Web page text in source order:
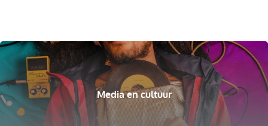
Media en cultuur